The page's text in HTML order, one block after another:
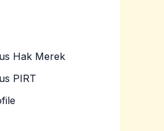
Hak Merek
PIRT